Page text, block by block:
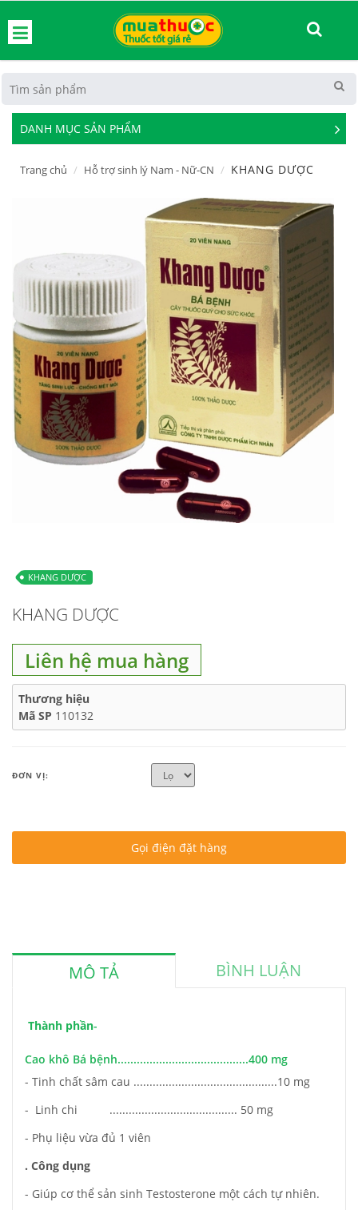
DANH MỤC SẢN PHẨM
See
Trang chủ Hỗ trợ sinh lý Nam - Nữ-CN KHANG DƯỢC
KHANG DƯỢC
KHANG DƯỢC
Liên hệ mua hàng
Thương hiệu
Mã SP 110132
ĐƠN VỊ:
Gọi điện đặt hàng
MÔ TẢ BÌNH LUẬN
Thành phần-
Cao khô Bá bệnh.........................................400 mg
- Tinh chất sâm cau .............................................10 mg
- Linh chi ........................................ 50 mg
- Phụ liệu vừa đủ 1 viên
. Công dụng
- Giúp cơ thể sản sinh Testosterone một cách tự nhiên.